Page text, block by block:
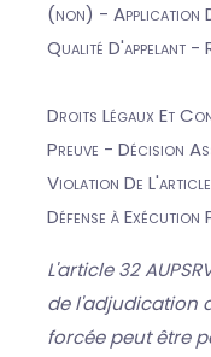
(non) - Application
Qualité D'appelant -
Droits Légaux Et
Preuve - Décision
Violation De
Défense à
L'article 32
de l'adjudication
forcée peut être